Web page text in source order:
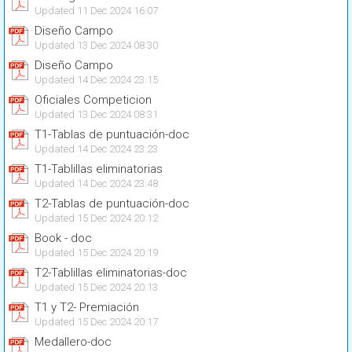
Updated 11 Dec 2024 16:07
Diseño Campo
Updated 13 Dec 2024 08:30
Diseño Campo
Updated 14 Dec 2024 23:15
Oficiales Competicion
Updated 13 Dec 2024 08:31
T1-Tablas de puntuación-doc
Updated 14 Dec 2024 23:23
T1-Tablillas eliminatorias
Updated 14 Dec 2024 23:48
T2-Tablas de puntuación-doc
Updated 15 Dec 2024 20:12
Book - doc
Updated 15 Dec 2024 20:19
T2-Tablillas eliminatorias-doc
Updated 15 Dec 2024 20:13
T1 y T2- Premiación
Updated 15 Dec 2024 20:17
Medallero-doc